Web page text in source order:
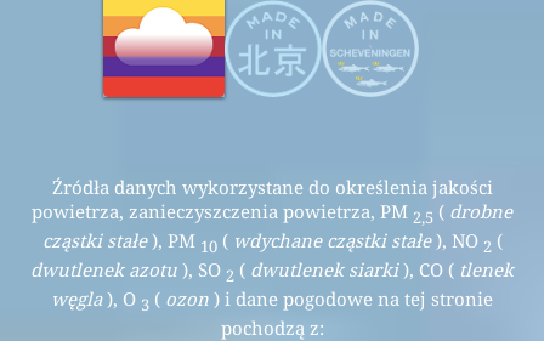
Źródła danych wykorzystane do określenia jakości
powietrza, zanieczyszczenia powietrza, PM 2,5 ( drobne
cząstki stałe), PM 10( wdychane cząstki stałe), NO 2 (
dwutlenek azotu ), SO 2 ( dwutlenek siarki), CO ( tlenek
węgla), O 3 ( ozon ) i dane pogodowe na tej stronie
pochodzą z: